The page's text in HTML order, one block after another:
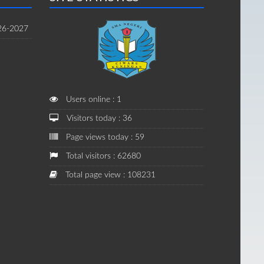
2027
Users online : 1
Visitors today : 36
Page views today : 59
Total visitors : 62680
Total page view : 108231